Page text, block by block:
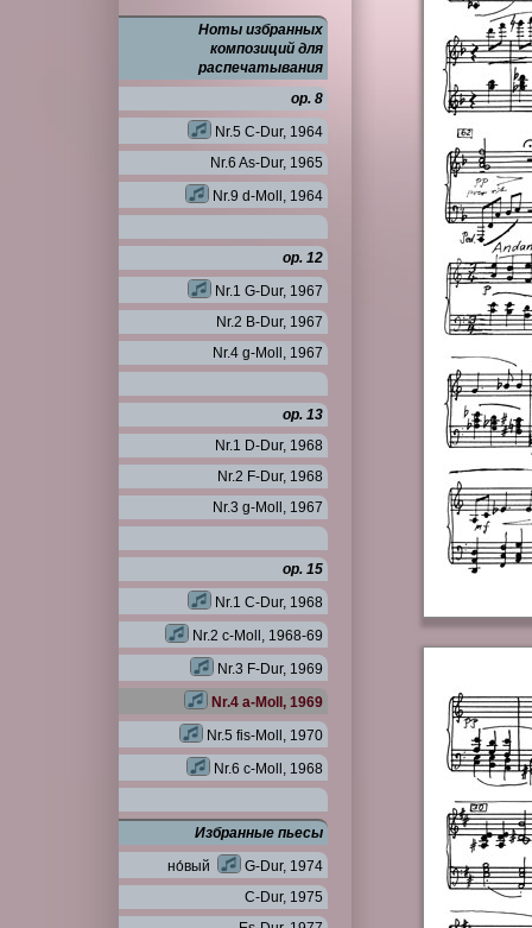
Ноты избранных
композиций для
распечатывания
op. 8
Nr.5 C-Dur, 1964
Nr.6 As-Dur, 1965
Nr.9 d-Moll, 1964
op. 12
Nr.1 G-Dur, 1967
Nr.2 B-Dur, 1967
Nr.4 g-Moll, 1967
op. 13
Nr.1 D-Dur, 1968
Nr.2 F-Dur, 1968
Nr.3 g-Moll, 1967
op. 15
Nr.1 C-Dur, 1968
Nr.2 c-Moll, 1968-69
Nr.3 F-Dur, 1969
Nr.4 a-Moll, 1969
Nr.5 fis-Moll, 1970
Nr.6 c-Moll, 1968
Избранные пьесы
но́вый
G-Dur, 1974
C-Dur, 1975